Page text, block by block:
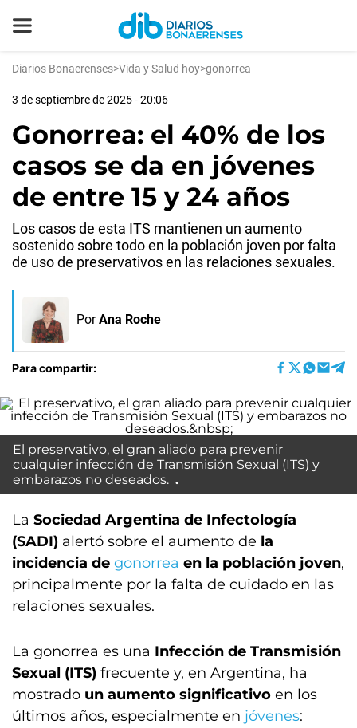
Diarios Bonaerenses>Vida y Salud hoy>gonorrea
3 de septiembre de 2025 - 20:06
Gonorrea: el 40% de los
casos se da en jóvenes
de entre 15 y 24 años
Los casos de esta ITS mantienen un aumento
sostenido sobre todo en la población joven por falta
de uso de preservativos en las relaciones sexuales.
Por Ana Roche
Para compartir:
El preservativo, el gran aliado para prevenir
cualquier infección de Transmisión Sexual (ITS) y
embarazos no deseados.
La Sociedad Argentina de Infectología
(SADI) alertó sobre el aumento de la
incidencia de gonorrea en la población joven,
principalmente por la falta de cuidado en las
relaciones sexuales.
La gonorrea es una Infección de Transmisión
Sexual (ITS) frecuente y, en Argentina, ha
mostrado un aumento significativo en los
últimos años, especialmente en jóvenes: